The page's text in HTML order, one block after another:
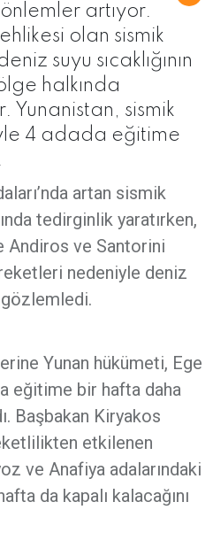
artıyor.
olan sismik
suyu sıcaklığının
halkında
Yunanistan, sismik
4 adada eğitime
artan sismik
tedirginlik yaratırken,
Andiros ve Santorini
nedeniyle deniz
gözlemledi.
Yunan hükümeti, Ege
eğitime bir hafta daha
Başbakan Kiryakos
etkilenen
ve Anafiya adalarındaki
da kapalı kalacağını